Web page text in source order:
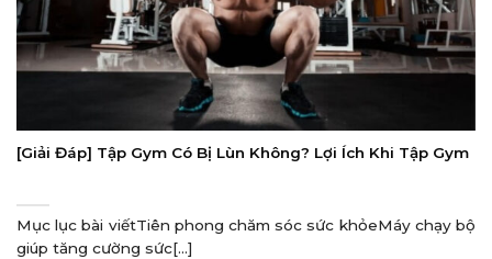
[Giải Đáp] Tập Gym Có Bị Lùn Không? Lợi Ích Khi Tập Gym
Mục lục bài viếtTiên phong chăm sóc sức khỏeMáy chạy bộ
giúp tăng cường sức[...]